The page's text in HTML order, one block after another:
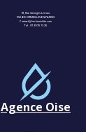
18, Rue Georges Leroux
95240 CORMEILLES-EN-PARISIS
Contact@km-humidite.com
Tel :01 30 76 13 26
Agence Oise